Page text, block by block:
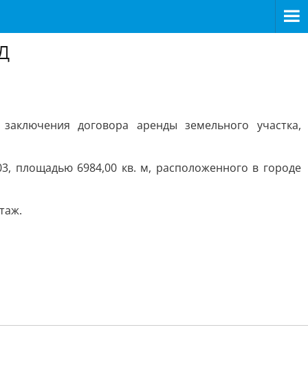
договора аренды земельного участка,
площадью 6984,00 кв. м, расположенного в городе